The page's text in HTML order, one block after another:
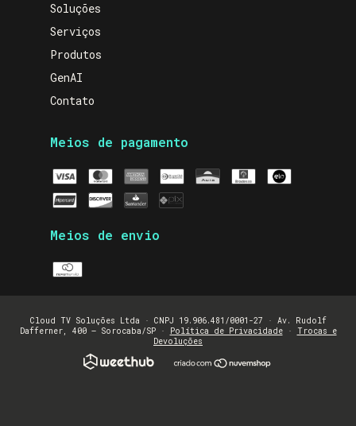
Soluções
Serviços
Produtos
GenAI
Contato
Meios de pagamento
Meios de envio
Cloud TV Soluções Ltda · CNPJ 19.906.481/0001-27 · Av. Rudolf
Dafferner, 400 — Sorocaba/SP ·
Política de Privacidade·
Trocas e
Devoluções